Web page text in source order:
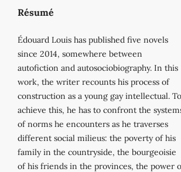
Résumé
Édouard Louis has published five novels
since 2014, somewhere between
autofiction and autosociobiography. In this
work, the writer recounts his process of
construction as a young gay intellectual. To
achieve this, he has to confront the
of norms he encounters as he traverses
different social milieus: the poverty of his
family in the countryside, the bourgeoisie
of his friends in the provinces, the power